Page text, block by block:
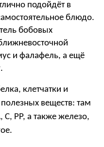
подойдёт в
блюдо.
бобовых
и фалафель, а ещё
клетчатки и
веществ: там
PP, а также железо,